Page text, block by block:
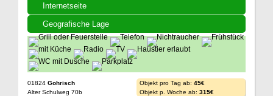
Internetseite
Geografische Lage
01824 Gohrisch
Alter Schulweg 70b
Objekt pro Tag ab: 45€
Objekt p. Woche ab: 315€